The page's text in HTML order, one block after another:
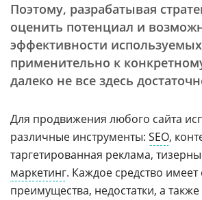
Поэтому, разрабатывая
оценить потенциал и
эффективности
применительно к
далеко не все здесь
Для продвижения любого сайта
различные инструменты: SEO,
таргетированная реклама,
маркетинг. Каждое средство имеет
преимущества, недостатки, а